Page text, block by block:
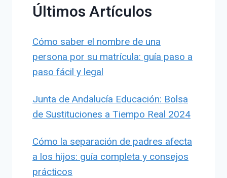
Últimos Artículos
Cómo saber el nombre de una
persona por su matrícula: guía paso a
paso fácil y legal
Junta de Andalucía Educación: Bolsa
de Sustituciones a Tiempo Real 2024
Cómo la separación de padres afecta
a los hijos: guía completa y consejos
prácticos